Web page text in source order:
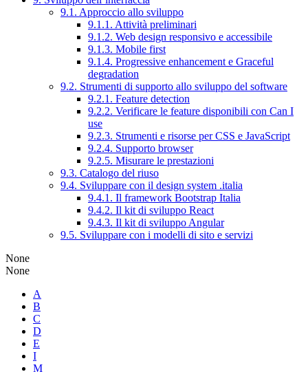
9.1. Approccio allo sviluppo
9.1.1. Attività preliminari
9.1.2. Web design responsivo e accessibile
9.1.3. Mobile first
9.1.4. Progressive enhancement e Graceful
degradation
9.2. Strumenti di supporto allo sviluppo del software
9.2.1. Feature detection
9.2.2. Verificare le feature disponibili con Can I
use
9.2.3. Strumenti e risorse per CSS e JavaScript
9.2.4. Supporto browser
9.2.5. Misurare le prestazioni
9.3. Catalogo del riuso
9.4. Sviluppare con il design system .italia
9.4.1. Il framework Bootstrap Italia
9.4.2. Il kit di sviluppo React
9.4.3. Il kit di sviluppo Angular
9.5. Sviluppare con i modelli di sito e servizi
None
None
A
B
C
D
E
I
M